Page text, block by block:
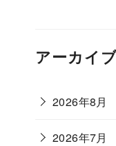
アーカイ
2026年8月
2026年7月